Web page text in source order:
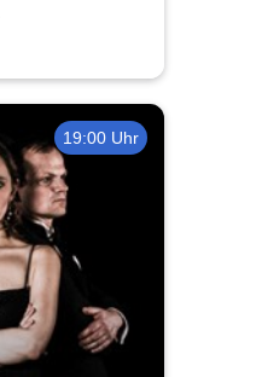
19:00 Uhr